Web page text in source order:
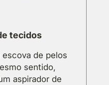
tecidos
de pelos
sentido,
aspirador de